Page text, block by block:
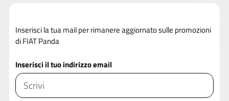
Inserisci la tua mail per rimanere aggiornato sulle promozioni
di FIAT Panda
Inserisci il tuo indirizzo email